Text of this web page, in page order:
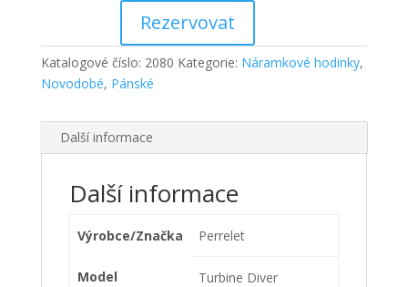
Rezervovat
Katalogové číslo: 2080 Kategorie: Náramkové hodinky,
Novodobé, Pánské
Další informace
Další informace
Výrobce/Značka Perrelet
Model Turbine Diver